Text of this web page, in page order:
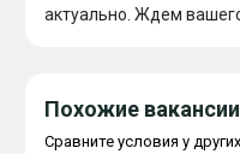
актуально. Ждем
Похожие вакансии
Сравните условия у